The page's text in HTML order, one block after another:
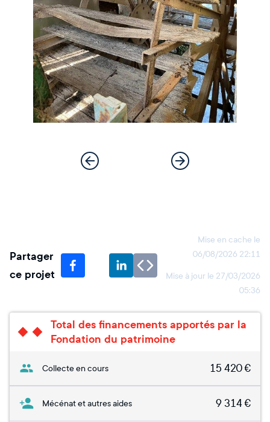
Partager
ce projet
Mise en cache le
06/08/2026 22:11
Mise à jour le 27/03/2026
05:36
Total des financements apportés par la
Fondation du patrimoine
Collecte en cours 15 420€
Mécénat et autres aides 9 314€